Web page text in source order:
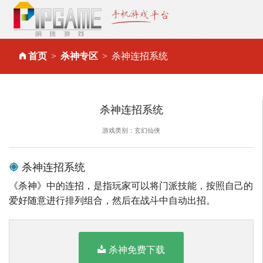
首页 杀神专区 杀神连招系统
杀神连招系统
游戏类别：玄幻仙侠
杀神连招系统
《杀神》中的连招，是指玩家可以将门派技能，按照自己的
爱好随意进行排列组合，然后在战斗中自动出招。
杀神免费下载